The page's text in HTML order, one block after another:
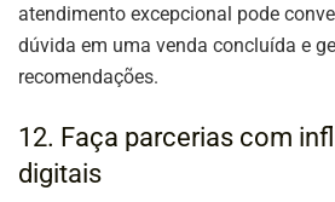
atendimento excepcional pode
dúvida em uma venda concluída e
recomendações.
12. Faça parcerias com
digitais